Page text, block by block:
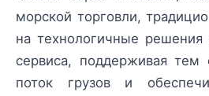
морской торговли,
на технологичные
сервиса, поддерживая
поток грузов и